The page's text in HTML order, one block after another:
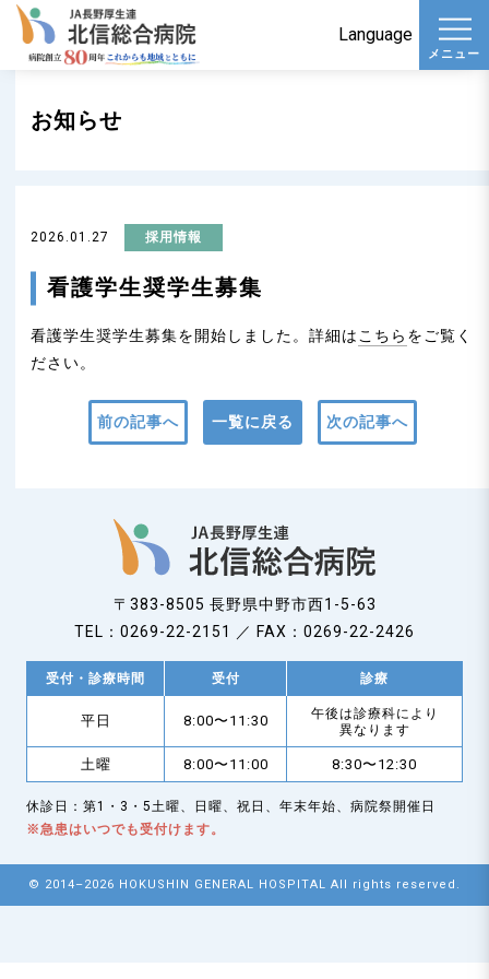
Language
t
o
g
メニュー
お知らせ
2026.01.27 採用情報
看護学生奨学生募集
看護学生奨学生募集を開始しました。詳細は こちら をご覧く
ださい。
前の記事へ 一覧に戻る 次の記事へ
〒383-8505 長野県中野市西1-5-63
TEL：0269-22-2151 ／ FAX：0269-22-2426
受付・診療時間 受付 診療
平日 8:00〜11:30
午後は診療科により
異なります
土曜 8:00〜11:00 8:30〜12:30
休診日：第1・3・5土曜、日曜、祝日、年末年始、病院祭開催日
※急患はいつでも受付けます。
© 2014–2026 HOKUSHIN GENERAL HOSPITAL All rights reserved.